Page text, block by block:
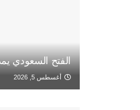
الفتح السعودي
أغسطس 5, 2026